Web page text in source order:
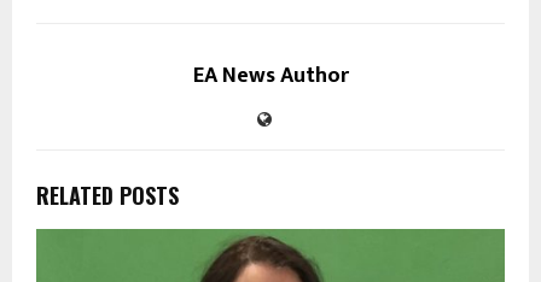
EA News Author
RELATED POSTS